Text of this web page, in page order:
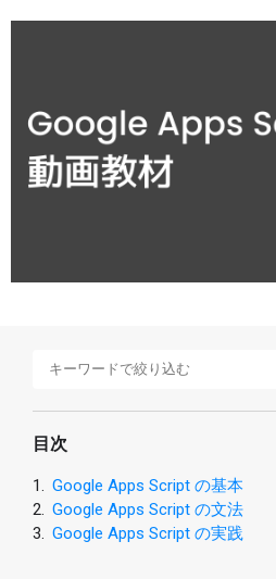
AppSheet
その他
ヘルプ
目次
1. Google Apps Script の基本
2. Google Apps Script の文法
3. Google Apps Script の実践